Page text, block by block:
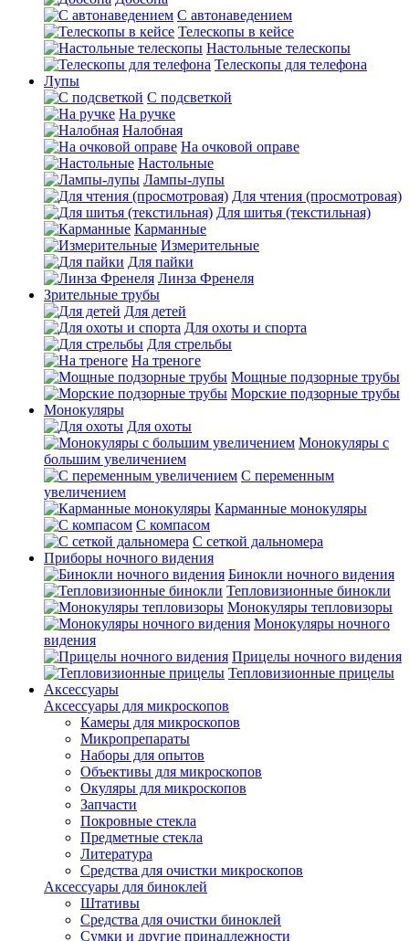
С автонаведением
Телескопы в кейсе
Настольные телескопы
Телескопы для телефона
Лупы
С подсветкой
На ручке
Налобная
На очковой оправе
Настольные
Лампы-лупы
Для чтения (просмотровая)
Для шитья (текстильная)
Карманные
Измерительные
Для пайки
Линза Френеля
Зрительные трубы
Для детей
Для охоты и спорта
Для стрельбы
На треноге
Мощные подзорные трубы
Морские подзорные трубы
Монокуляры
Для охоты
Монокуляры с
большим увеличением
С переменным
увеличением
Карманные монокуляры
С компасом
С сеткой дальномера
Приборы ночного видения
Бинокли ночного видения
Тепловизионные бинокли
Монокуляры тепловизоры
Монокуляры ночного
видения
Прицелы ночного видения
Тепловизионные прицелы
Аксессуары
Аксессуары для микроскопов
Камеры для микроскопов
Микропрепараты
Наборы для опытов
Объективы для микроскопов
Окуляры для микроскопов
Запчасти
Покровные стекла
Предметные стекла
Литература
Средства для очистки микроскопов
Аксессуары для биноклей
Штативы
Средства для очистки биноклей
Сумки и другие принадлежности